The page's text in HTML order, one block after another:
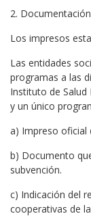
2.
Los impresos
Las entidades
programas a las
Instituto de Salud
y un único
a) Impreso oficial
b) Documento
subvención.
c) Indicación del
cooperativas de